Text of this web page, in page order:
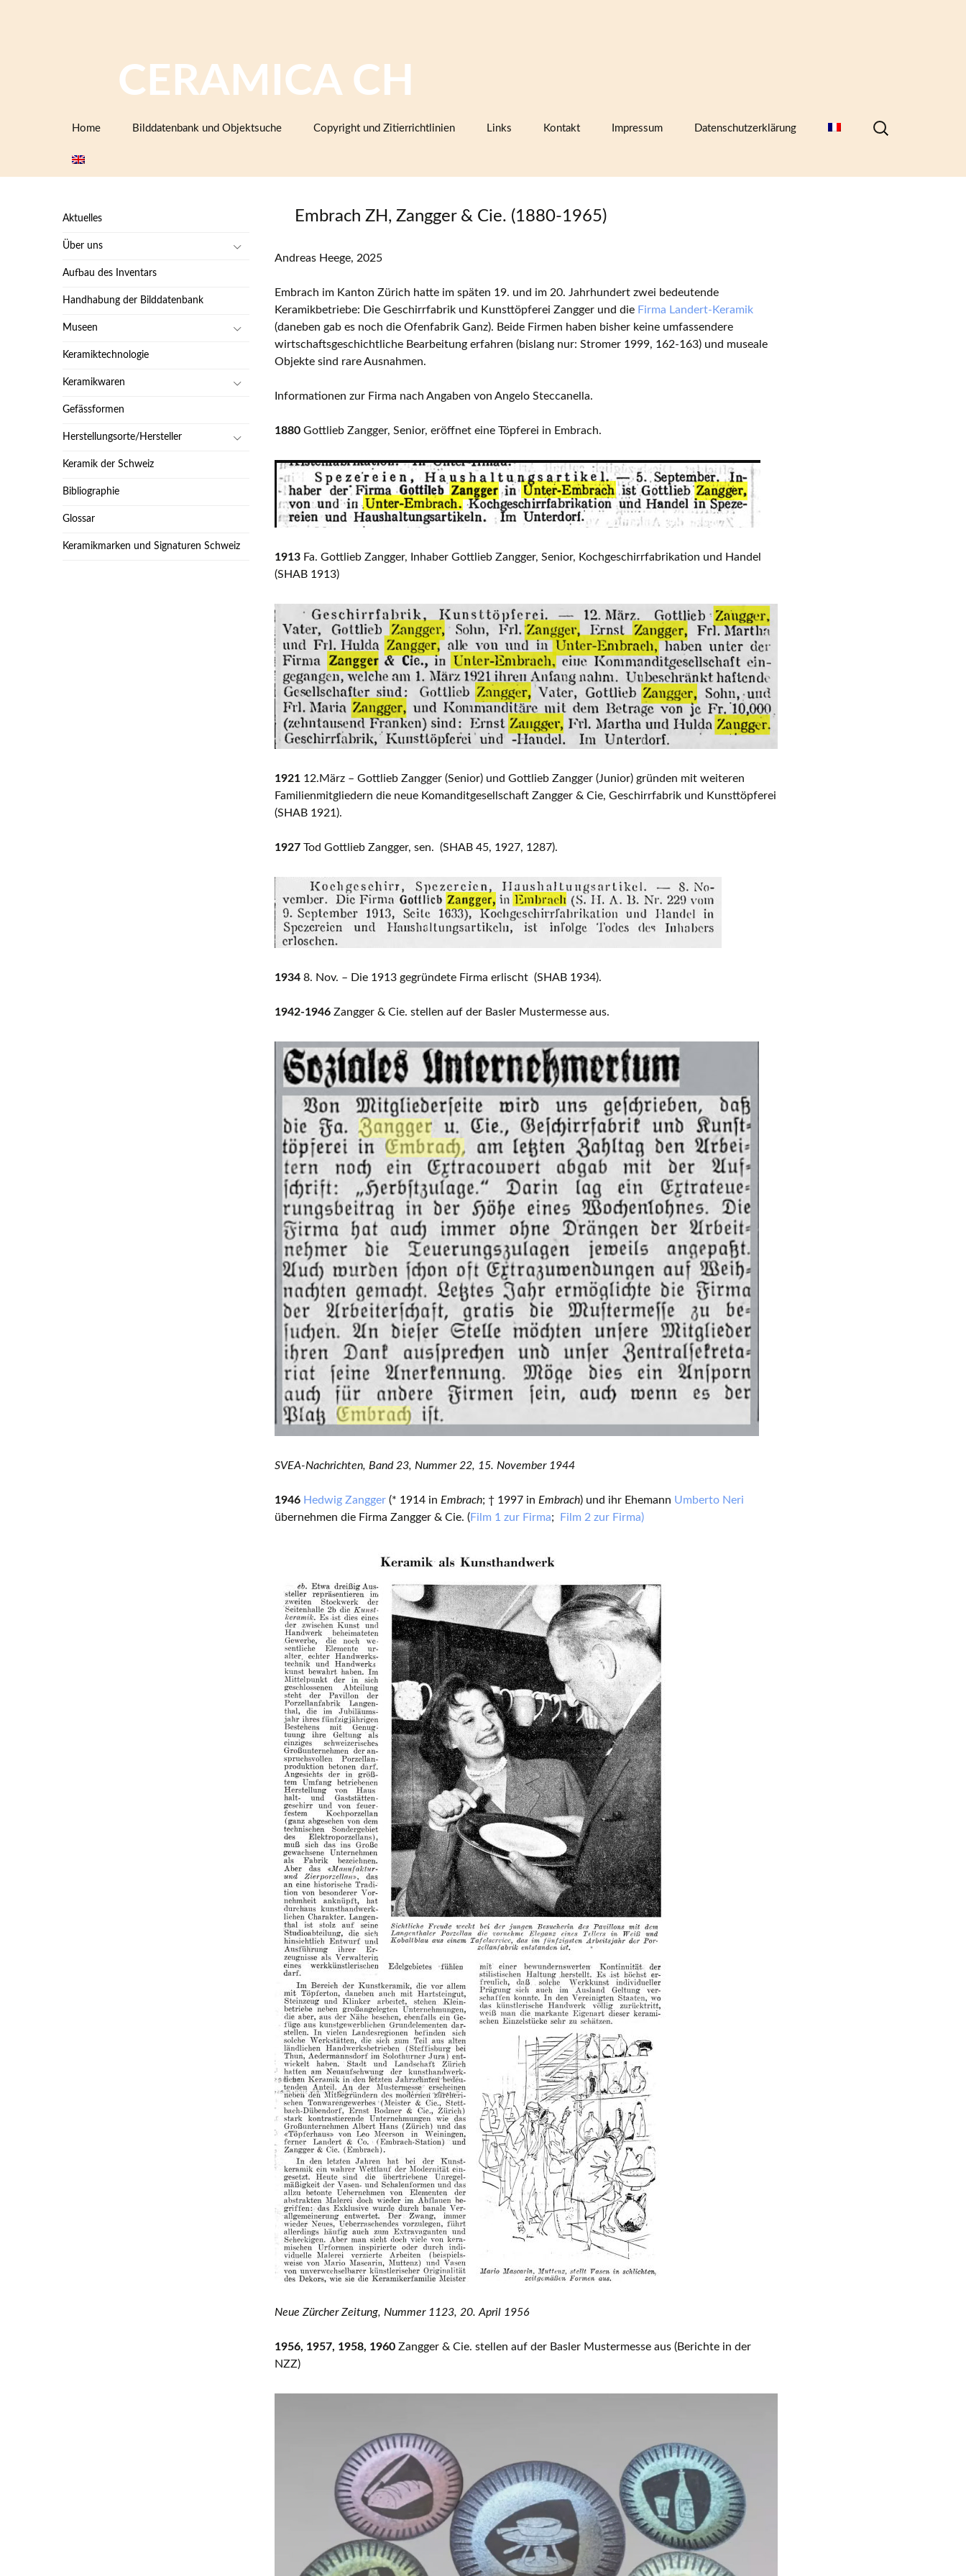
CERAMICA CH
springen
Home Bilddatenbank und Objektsuche Copyright und Zitierrichtlinien Links
Keramiklexika, Glossare,
Arbeitsanleitungen
Schweiz (inklusive Projektpartner)
Europäische Töpferei- und
Keramikfilme
Kontakt Impressum Datenschutzerklärung
Suchen
nach:
Embrach ZH, Zangger & Cie. (1880-1965)
Andreas Heege, 2025
Embrach im Kanton Zürich hatte im späten 19. und im 20. Jahrhundert zwei bedeutende
Keramikbetriebe: Die Geschirrfabrik und Kunsttöpferei Zangger und die Firma Landert-Keramik
(daneben gab es noch die Ofenfabrik Ganz). Beide Firmen haben bisher keine umfassendere
wirtschaftsgeschichtliche Bearbeitung erfahren (bislang nur: Stromer 1999, 162-163) und museale
Objekte sind rare Ausnahmen.
Informationen zur Firma nach Angaben von Angelo Steccanella.
1880 Gottlieb Zangger, Senior, eröffnet eine Töpferei in Embrach.
1913 Fa. Gottlieb Zangger, Inhaber Gottlieb Zangger, Senior, Kochgeschirrfabrikation und Handel
(SHAB 1913)
1921 12.März – Gottlieb Zangger (Senior) und Gottlieb Zangger (Junior) gründen mit weiteren
Familienmitgliedern die neue Komanditgesellschaft Zangger & Cie, Geschirrfabrik und Kunsttöpferei
(SHAB 1921).
1927 Tod Gottlieb Zangger, sen. (SHAB 45, 1927, 1287).
1934 8. Nov. – Die 1913 gegründete Firma erlischt (SHAB 1934).
1942-1946 Zangger & Cie. stellen auf der Basler Mustermesse aus.
SVEA-Nachrichten, Band 23, Nummer 22, 15. November 1944
1946 Hedwig Zangger (* 1914 in Embrach; † 1997 in Embrach) und ihr Ehemann Umberto Neri
übernehmen die Firma Zangger & Cie. (Film 1 zur Firma; Film 2 zur Firma)
Neue Zürcher Zeitung, Nummer 1123, 20. April 1956
1956, 1957, 1958, 1960 Zangger & Cie. stellen auf der Basler Mustermesse aus (Berichte in der
NZZ)
Aktuelles
Über uns
Aufbau des Inventars
Handhabung der Bilddatenbank
Museen
Keramiktechnologie
Keramikwaren
Gefässformen
Herstellungsorte/Hersteller
Keramik der Schweiz
Bibliographie
Glossar
Keramikmarken und Signaturen Schweiz